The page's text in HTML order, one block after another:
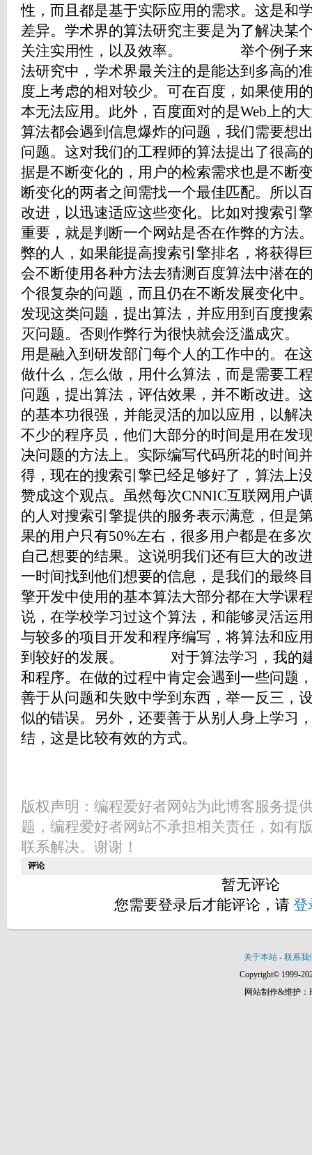
性，而且都是基于实际应用的需求。这是和
差异。学术界的算法研究主要是为了解决某
关注实用性，以及效率。 举个例子来
法研究中，学术界最关注的是能达到多高的
度上考虑的相对较少。可在百度，如果使用
本无法应用。此外，百度面对的是Web上的
算法都会遇到信息爆炸的问题，我们需要想
问题。这对我们的工程师的算法提出了
据是不断变化的，用户的检索需求也是不断
断变化的两者之间需找一个最佳匹配。所以
改进，以迅速适应这些变化。比如对搜索引
重要，就是判断一个网站是否在作弊的方法
弊的人，如果能提高搜索引擎排名，将获得
会不断使用各种方法去猜测百度算法中潜在
个很复杂的问题，而且仍在不断发展变化中
发现这类问题，提出算法，并应用到百度搜
灭问题。否则作弊行为很快就会泛滥
用是融入到研发部门每个人的工作中的。在
做什么，怎么做，用什么算法，而是需要工
问题，提出算法，评估效果，并不断改进。
的基本功很强，并能灵活的加以应用，以解
不少的程序员，他们大部分的时间是用在发
决问题的方法上。实际编写代码所花的
得，现在的搜索引擎已经足够好了，算法上
赞成这个观点。虽然每次CNNIC互联网用户
的人对搜索引擎提供的服务表示满意，但是
果的用户只有50%左右，很多用户都是在多
自己想要的结果。这说明我们还有巨大的改
一时间找到他们想要的信息，是我们的最
擎开发中使用的基本算法大部分都在大学课
说，在学校学习过这个算法，和能够灵活运
与较多的项目开发和程序编写，将算法和应
到较好的发展。 对于算法学习，我的建
和程序。在做的过程中肯定会遇到一些问题
善于从问题和失败中学到东西，举一反三，
似的错误。另外，还要善于从别人身上学习
结，这是比较有效的方式。
版权声明：编程爱好者网站为此博客服务提
题，编程爱好者网站不承担相关责任，如有
联系解决。谢谢！
评论
暂无评论
您需要登录后才能评论，请 登
关于本站 - 联系我
Copyright© 1999-
网站制作&维护